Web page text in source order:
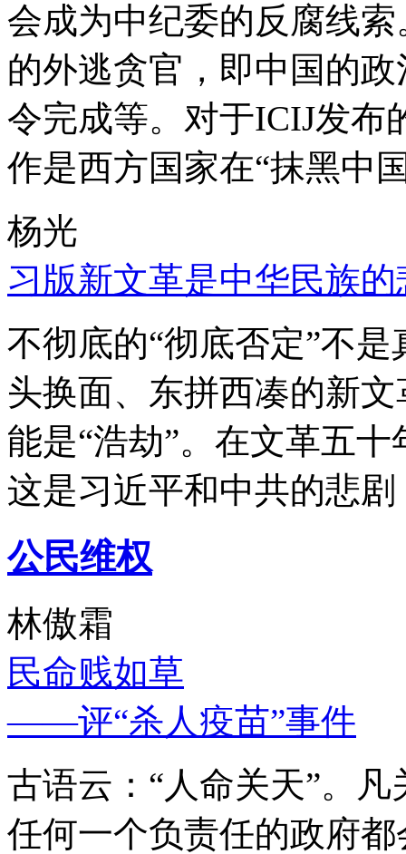
会成为中纪委的反腐线
的外逃贪官，即中国的
令完成等。对于ICIJ发布
作是西方国家在“抹黑中
杨光
习版新文革是中华民族的
不彻底的“彻底否定”不
头换面、东拼西凑的新
能是“浩劫”。在文革五
这是习近平和中共的悲
公民维权
林傲霜
民命贱如草
——评“杀人疫苗”事件
古语云：“人命关天”。
任何一个负责任的政府